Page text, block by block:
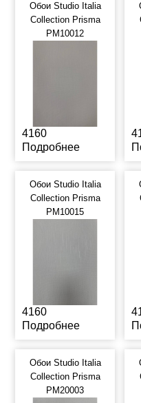
Обои Studio Italia
Collection Prisma
PM10012
4160
Подробнее
Обои Studio Italia
Collection Prisma
PM10015
4160
Подробнее
Обои Studio Italia
Collection Prisma
PM20003